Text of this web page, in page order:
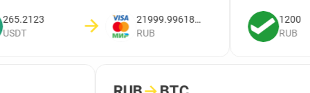
265.2123
USDT
21999.996189842
RUB
1200
RUB